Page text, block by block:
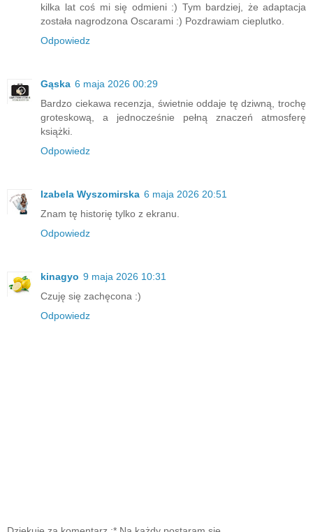
kilka lat coś mi się odmieni :) Tym bardziej, że adaptacja
została nagrodzona Oscarami :) Pozdrawiam cieplutko.
Odpowiedz
Gąska 6 maja 2026 00:29
Bardzo ciekawa recenzja, świetnie oddaje tę dziwną, trochę
groteskową, a jednocześnie pełną znaczeń atmosferę
książki.
Odpowiedz
Izabela Wyszomirska 6 maja 2026 20:51
Znam tę historię tylko z ekranu.
Odpowiedz
kinagyo 9 maja 2026 10:31
Czuję się zachęcona :)
Odpowiedz